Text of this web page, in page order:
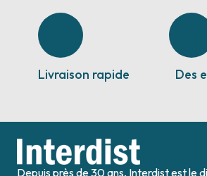
Livraison rapide
Des
Depuis près de 30 ans, Interdist est le